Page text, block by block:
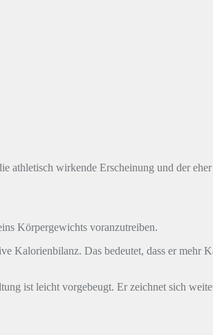
athletisch wirkende Erscheinung und der eher
Körpergewichts voranzutreiben.
Kalorienbilanz. Das bedeutet, dass er mehr
ist leicht vorgebeugt. Er zeichnet sich